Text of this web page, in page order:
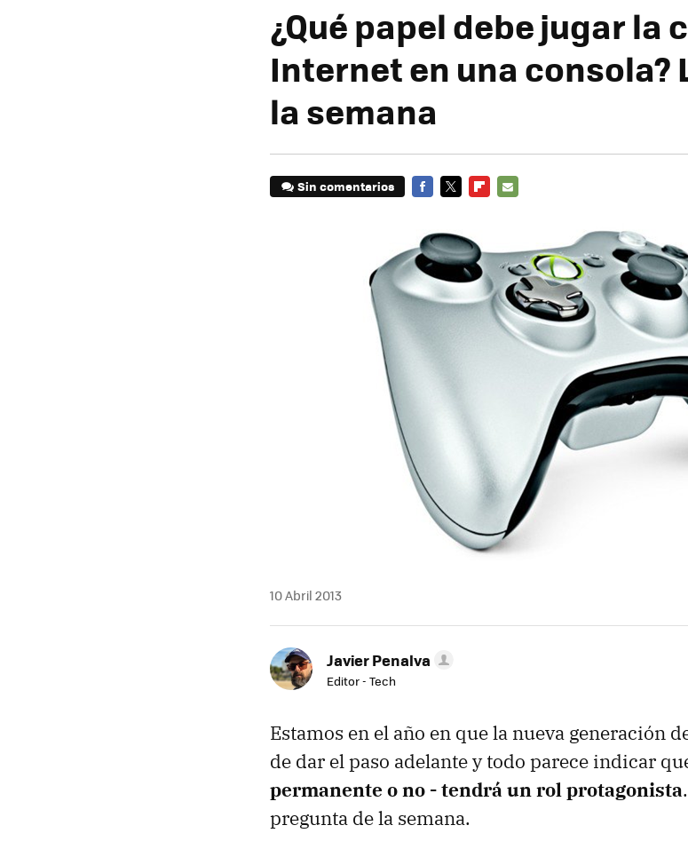
¿Qué papel debe jugar la
Internet en una consola?
la semana
Sin comentarios
10 Abril 2013
Javier Penalva
Editor - Tech
Estamos en el año en que la nueva generación
de dar el paso adelante y todo parece indicar
permanente o no - tendrá un rol protagonista
pregunta de la semana.